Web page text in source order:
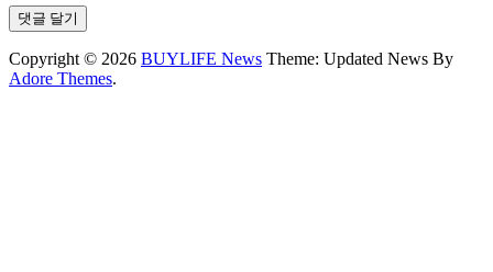
Copyright © 2026 BUYLIFE News Theme: Updated News By
Adore Themes.